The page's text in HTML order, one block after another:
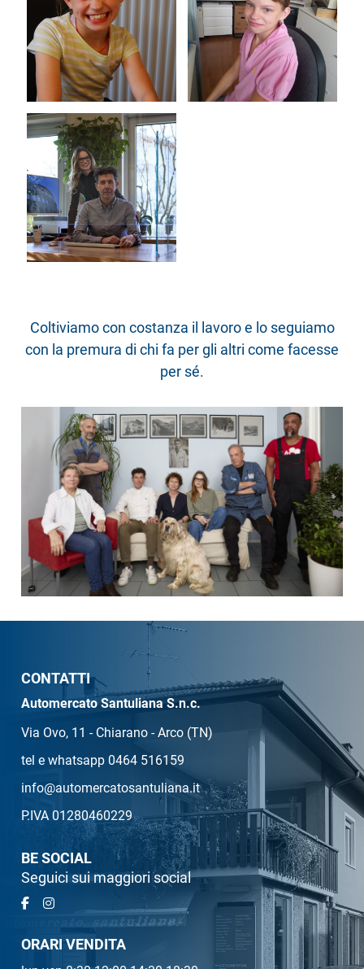
Coltiviamo con costanza il lavoro e lo seguiamo
con la premura di chi fa per gli altri come facesse
per sé.
CONTATTI
Automercato Santuliana S.n.c.
Via Ovo, 11 - Chiarano - Arco (TN)
tel e whatsapp 0464 516159
info@automercatosantuliana.it
P.IVA 01280460229
BE SOCIAL
Seguici sui maggiori social
ORARI VENDITA